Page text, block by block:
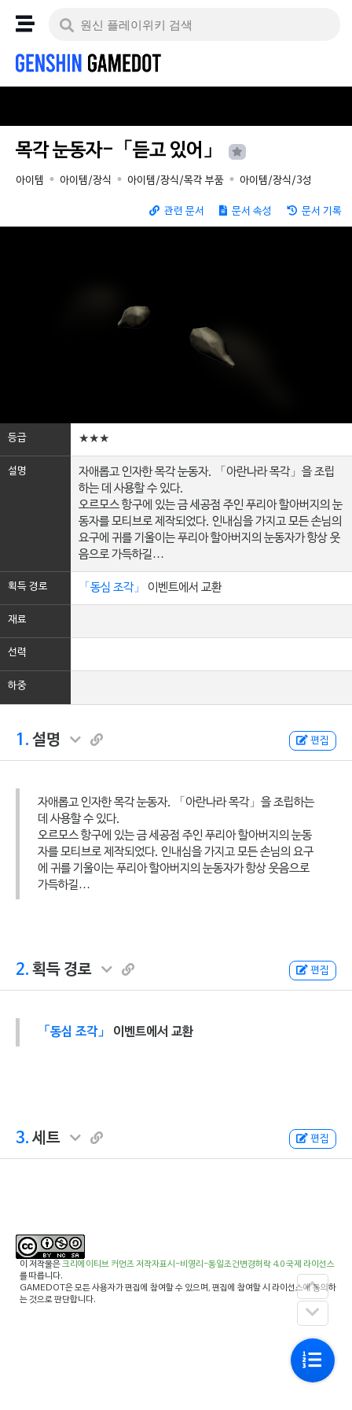
목각 눈동자-「듣고 있어」
아이템 아이템/장식 아이템/장식/목각 부품 아이템/장식/3성
관련 문서 문서 속성 문서 기록
등급 ★★★
설명
자애롭고 인자한 목각 눈동자. 「아란나라 목각」을 조립
하는 데 사용할 수 있다.
오르모스 항구에 있는 금 세공점 주인 푸리아 할아버지의 눈
동자를 모티브로 제작되었다. 인내심을 가지고 모든 손님의
요구에 귀를 기울이는 푸리아 할아버지의 눈동자가 항상 웃
음으로 가득하길…
획득 경로 「동심 조각」 이벤트에서 교환
재료
선력
하중
1. 설명 편집
자애롭고 인자한 목각 눈동자. 「아란나라 목각」을 조립하는
데 사용할 수 있다.
오르모스 항구에 있는 금 세공점 주인 푸리아 할아버지의 눈동
자를 모티브로 제작되었다. 인내심을 가지고 모든 손님의 요구
에 귀를 기울이는 푸리아 할아버지의 눈동자가 항상 웃음으로
가득하길…
2. 획득 경로 편집
「동심 조각」 이벤트에서 교환
3. 세트 편집
이 저작물은크리에이티브 커먼즈 저작자표시-비영리-동일조건변경허락 4.0 국제 라이선스
를 따릅니다.
GAMEDOT은 모든 사용자가 편집에 참여할 수 있으며, 편집에 참여할 시 라이선스에 동의하
는 것으로 판단합니다.